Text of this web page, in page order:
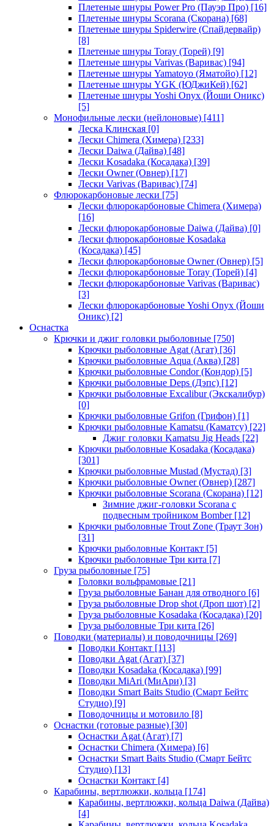
Плетеные шнуры Power Pro (Пауэр Про) [16]
Плетеные шнуры Scorana (Скорана) [68]
Плетеные шнуры Spiderwire (Спайдервайр)
[8]
Плетеные шнуры Toray (Торей) [9]
Плетеные шнуры Varivas (Варивас) [94]
Плетеные шнуры Yamatoyo (Яматойо) [12]
Плетеные шнуры YGK (ЮДжиКей) [62]
Плетеные шнуры Yoshi Onyx (Йоши Оникс)
[5]
Монофильные лески (нейлоновые) [411]
Леска Клинская [0]
Лески Chimera (Химера) [233]
Лески Daiwa (Дайва) [48]
Лески Kosadaka (Косадака) [39]
Лески Owner (Овнер) [17]
Лески Varivas (Варивас) [74]
Флюрокарбоновые лески [75]
Лески флюрокарбоновые Chimera (Химера)
[16]
Лески флюрокарбоновые Daiwa (Дайва) [0]
Лески флюрокарбоновые Kosadaka
(Косадака) [45]
Лески флюрокарбоновые Owner (Овнер) [5]
Лески флюрокарбоновые Toray (Торей) [4]
Лески флюрокарбоновые Varivas (Варивас)
[3]
Лески флюрокарбоновые Yoshi Onyx (Йоши
Оникс) [2]
Оснастка
Крючки и джиг головки рыболовные [750]
Крючки рыболовные Agat (Агат) [36]
Крючки рыболовные Aqua (Аква) [28]
Крючки рыболовные Condor (Кондор) [5]
Крючки рыболовные Deps (Дэпс) [12]
Крючки рыболовные Excalibur (Экскалибур)
[0]
Крючки рыболовные Grifon (Грифон) [1]
Крючки рыболовные Kamatsu (Каматсу) [22]
Джиг головки Kamatsu Jig Heads [22]
Крючки рыболовные Kosadaka (Косадака)
[301]
Крючки рыболовные Mustad (Мустад) [3]
Крючки рыболовные Owner (Овнер) [287]
Крючки рыболовные Scorana (Скорана) [12]
Зимние джиг-головки Scorana с
подвесным тройником Bomber[12]
Крючки рыболовные Trout Zone (Траут Зон)
[31]
Крючки рыболовные Контакт [5]
Крючки рыболовные Три кита [7]
Груза рыболовные [75]
Головки вольфрамовые [21]
Груза рыболовные Банан для отводного [6]
Груза рыболовные Drop shot (Дроп шот) [2]
Груза рыболовные Kosadaka (Косадака) [20]
Груза рыболовные Три кита [26]
Поводки (материалы) и поводочницы [269]
Поводки Контакт [113]
Поводки Agat (Агат) [37]
Поводки Kosadaka (Косадака) [99]
Поводки MiAri (МиАри) [3]
Поводки Smart Baits Studio (Смарт Бейтс
Студио) [9]
Поводочницы и мотовило [8]
Оснастки (готовые разные) [30]
Оснастки Agat (Агат) [7]
Оснастки Chimera (Химера) [6]
Оснастки Smart Baits Studio (Смарт Бейтс
Студио) [13]
Оснастки Контакт [4]
Карабины, вертлюжки, кольца [174]
Карабины, вертлюжки, кольца Daiwa (Дайва)
[4]